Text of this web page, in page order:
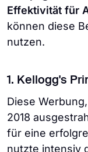
Effektivität für
können diese
nutzen.
1. Kellogg's
Diese
2018
für eine
nutzte intensiv